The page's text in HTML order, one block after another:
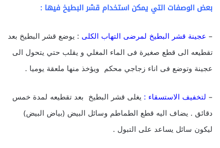
بعض الوصفات التي يمكن استخدام قشر البطيخ فيها :
– عجينة قشر البطيخ لمرضى التهاب الكلى : يوضع قشر البطيخ بعد
تقطيعه الى قطع صغيرة فى الماء المغلي و يقلب حتي يتحول الى
عجينة وتوضع فى اناء زجاجي محكم ويؤخذ منها ملعقة يوميا .
– لتخفيف الاستسقاء : يغلى قشر البطيخ بعد تقطيعه لمدة خمس
دقائق . يضاف اليه قطع الطماطم وسائل البيض (بياض البيض)
ليكون سائل يساعد على التبول .